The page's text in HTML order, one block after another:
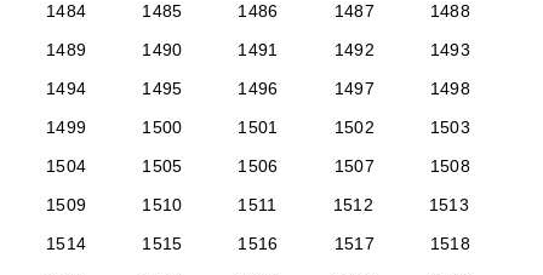
1484
1485 1486 1487
1488
1489
1490 1491 1492
1493
1494
1495 1496 1497
1498
1499
1500 1501 1502
1503
1504
1505 1506 1507
1508
1509
1510 1511 1512
1513
1514
1515 1516 1517
1518